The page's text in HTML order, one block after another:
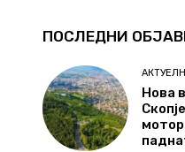
ПОСЛЕДНИ
Нова